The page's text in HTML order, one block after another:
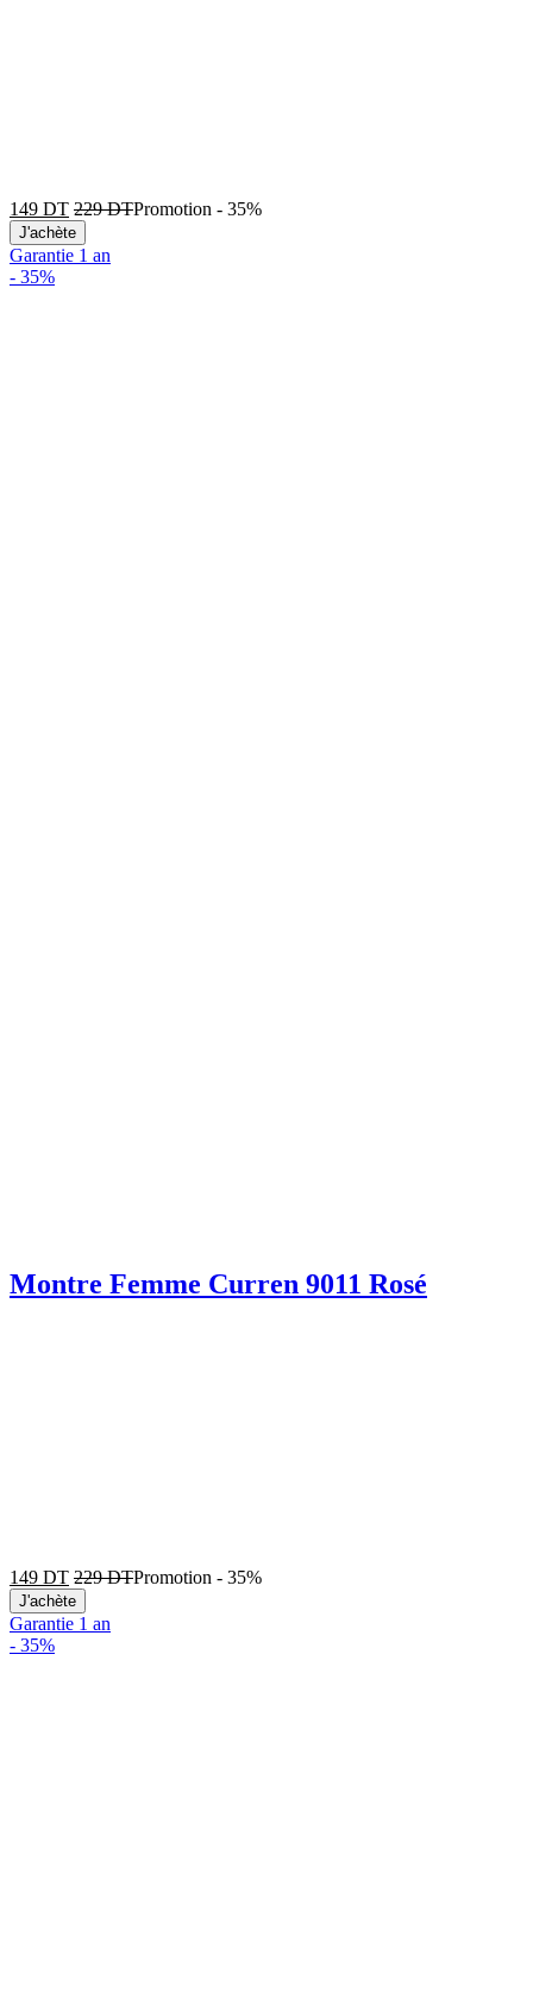
149 DT 229DTPromotion - 35%
J'achète
Garantie 1 an
- 35%
Montre Femme Curren 9011 Rosé
149 DT 229DTPromotion - 35%
J'achète
Garantie 1 an
- 35%